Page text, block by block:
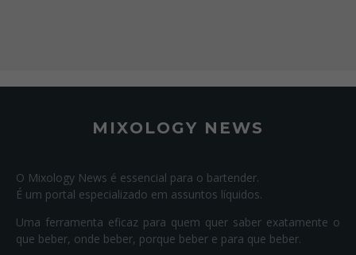
MIXOLOGY NEWS
O Mixology News é essencial para o bartender.
É um portal especializado em assuntos líquidos.
Uma ferramenta eficaz para quem quer saber exatamente o
que beber, onde beber, porque beber e para que beber.